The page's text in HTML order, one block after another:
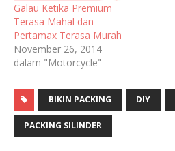
Galau Ketika Premium
Terasa Mahal dan
Pertamax Terasa Murah
November 26, 2014
dalam "Motorcycle"
BIKIN PACKING DIY
PACKING SILINDER